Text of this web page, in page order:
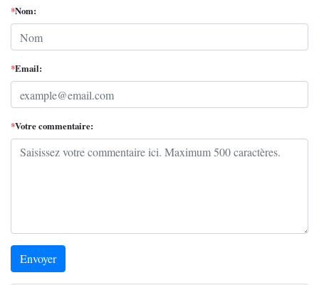
*Nom:
*Email:
*Votre commentaire:
Envoyer